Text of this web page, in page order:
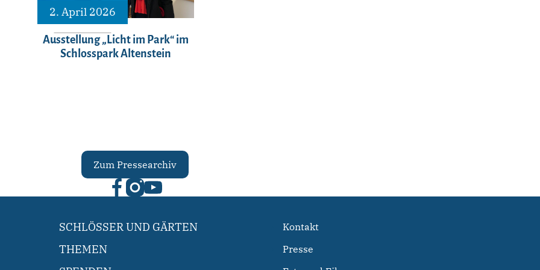
2. April 2026
Ausstellung „Licht im Park“ im
Schlosspark Altenstein
Zum Pressearchiv
SCHLÖSSER UND GÄRTEN
THEMEN
Kontakt
Presse